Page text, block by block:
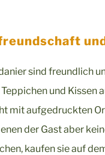
sind freundlich
und Kissen
mit aufgedruckten
der Gast aber
kaufen sie auf